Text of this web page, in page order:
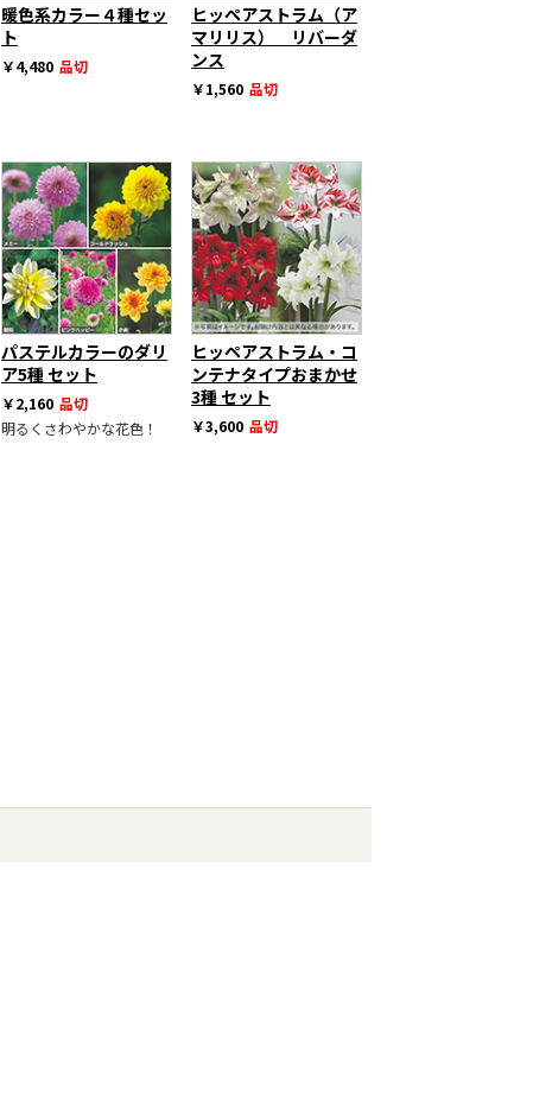
暖色系カラー４種セッ
ト
￥4,480 品切
ヒッペアストラム（ア
マリリス） リバーダ
ンス
￥1,560 品切
パステルカラーのダリ
ア5種 セット
￥2,160 品切
明るくさわやかな花色！
ヒッペアストラム・コ
ンテナタイプおまかせ
3種 セット
￥3,600 品切